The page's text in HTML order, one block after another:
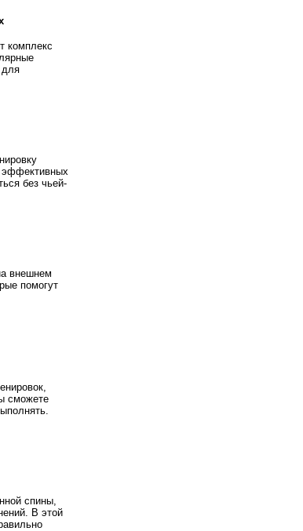
комплекс
для
эффективных
без чьей-
внешнем
помогут
сможете
спины,
В этой